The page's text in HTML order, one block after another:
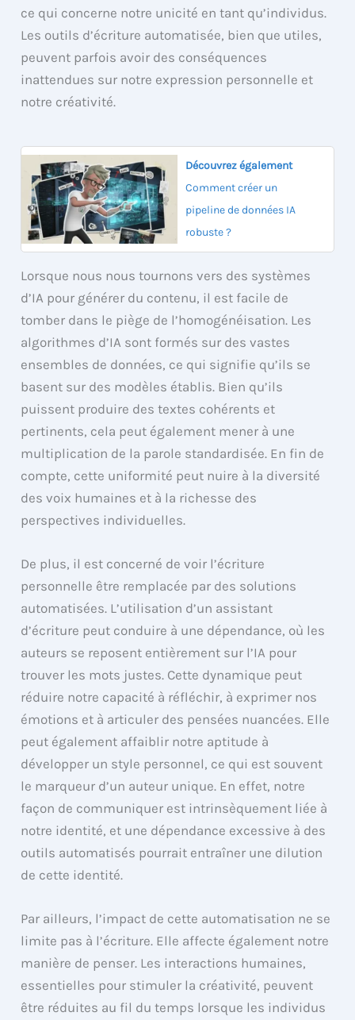
ce qui concerne notre unicité en tant qu’individus.
Les outils d’écriture automatisée, bien que utiles,
peuvent parfois avoir des conséquences
inattendues sur notre expression personnelle et
notre créativité.
Découvrez également
Comment créer un
pipeline de données IA
robuste ?
Lorsque nous nous tournons vers des systèmes
d’IA pour générer du contenu, il est facile de
tomber dans le piège de l’homogénéisation. Les
algorithmes d’IA sont formés sur des vastes
ensembles de données, ce qui signifie qu’ils se
basent sur des modèles établis. Bien qu’ils
puissent produire des textes cohérents et
pertinents, cela peut également mener à une
multiplication de la parole standardisée. En fin de
compte, cette uniformité peut nuire à la diversité
des voix humaines et à la richesse des
perspectives individuelles.
De plus, il est concerné de voir l’écriture
personnelle être remplacée par des solutions
automatisées. L’utilisation d’un assistant
d’écriture peut conduire à une dépendance, où les
auteurs se reposent entièrement sur l’IA pour
trouver les mots justes. Cette dynamique peut
réduire notre capacité à réfléchir, à exprimer nos
émotions et à articuler des pensées nuancées. Elle
peut également affaiblir notre aptitude à
développer un style personnel, ce qui est souvent
le marqueur d’un auteur unique. En effet, notre
façon de communiquer est intrinsèquement liée à
notre identité, et une dépendance excessive à des
outils automatisés pourrait entraîner une dilution
de cette identité.
Par ailleurs, l’impact de cette automatisation ne se
limite pas à l’écriture. Elle affecte également notre
manière de penser. Les interactions humaines,
essentielles pour stimuler la créativité, peuvent
être réduites au fil du temps lorsque les individus